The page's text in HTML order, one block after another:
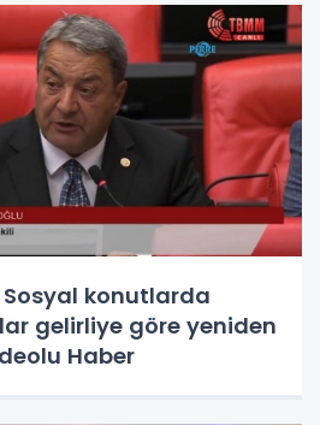
Sosyal konutlarda
gelirliye göre yeniden
- Videolu Haber